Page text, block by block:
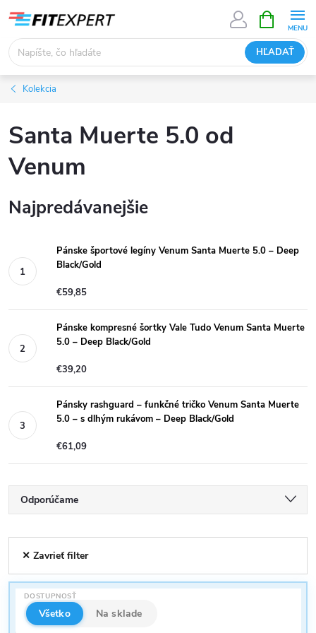
obsah
HĽADAŤ
KOŠÍK
Kolekcia
Santa Muerte 5.0 od
Venum
Najpredávanejšie
Pánske športové legíny Venum Santa Muerte 5.0 – Deep
Black/Gold
€59,85
Pánske kompresné šortky Vale Tudo Venum Santa Muerte
5.0 – Deep Black/Gold
€39,20
Pánsky rashguard – funkčné tričko Venum Santa Muerte
5.0 – s dlhým rukávom – Deep Black/Gold
€61,09
R
a
d
Odporúčame
Najdrahšie
Najpredávanejšie
Abecedne
V
ý
✕ Zavrieť filter
DOSTUPNOSŤ
Všetko Na sklade